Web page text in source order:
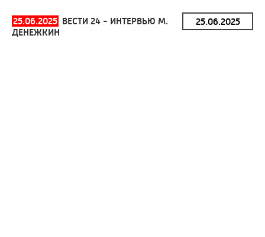
25.06.2025 ВЕСТИ 24 - ИНТЕРВЬЮ М.
ДЕНЕЖКИН